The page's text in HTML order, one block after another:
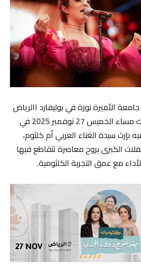
الأميرة نورة في بوليفارد االرياض
لاحياء سهرة طربية وذلك مساء الخميس 27 نوفمبر 2025 في
بإرث سيدة الغناء العربي أم كلثوم،
الكبرى بروح معاصرة تتقاطع فيها
مع عمق التجربة الكلثومية.